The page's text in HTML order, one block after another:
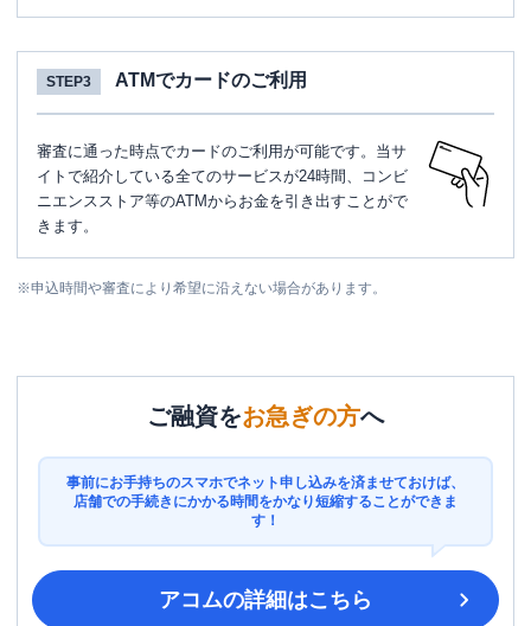
STEP3 ATMでカードのご利用
審査に通った時点でカードのご利用が可能です。当サ
イトで紹介している全てのサービスが24時間、コンビ
ニエンスストア等のATMからお金を引き出すことがで
きます。
※申込時間や審査により希望に沿えない場合があります。
ご融資をお急ぎの方へ
事前にお手持ちのスマホでネット申し込みを済ませておけば、
店舗での手続きにかかる時間をかなり短縮することができま
す！
アコムの詳細はこちら